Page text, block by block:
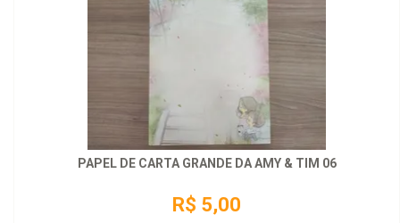
PAPEL DE CARTA GRANDE DA AMY & TIM 06
R$ 5,00